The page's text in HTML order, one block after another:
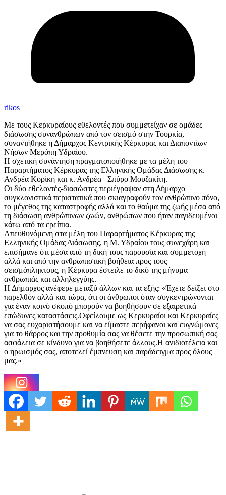
rikos
Με τους Κερκυραίους εθελοντές που συμμετείχαν σε ομάδες
διάσωσης συνανθρώπων από τον σεισμό στην Τουρκία,
συναντήθηκε η Δήμαρχος Κεντρικής Κέρκυρας και Διαποντίων
Νήσων Μερόπη Υδραίου.
Η σχετική συνάντηση πραγματοποιήθηκε με τα μέλη του
Παραρτήματος Κέρκυρας της Ελληνικής Ομάδας Διάσωσης κ.
Ανδρέα Κορίκη και κ. Ανδρέα –Σπύρο Μουζακίτη.
Οι δύο εθελοντές-διασώστες περιέγραψαν στη Δήμαρχο
συγκλονιστικά περιστατικά που σκιαγραφούν τον ανθρώπινο πόνο,
το μέγεθος της καταστροφής αλλά και το θαύμα της ζωής μέσα από
τη διάσωση ανθρώπινων ζωών, ανθρώπων που ήταν παγιδευμένοι
κάτω από τα ερείπια.
Απευθυνόμενη στα μέλη του Παραρτήματος Κέρκυρας της
Ελληνικής Ομάδας Διάσωσης, η Μ. Υδραίου τους συνεχάρη και
επισήμανε ότι μέσα από τη δική τους παρουσία και συμμετοχή
αλλά και από την ανθρωπιστική βοήθεια προς τους
σεισμόπληκτους, η Κέρκυρα έστειλε το δικό της μήνυμα
ανθρωπιάς και αλληλεγγύης.
Η Δήμαρχος ανέφερε μεταξύ άλλων και τα εξής: «Έχετε δείξει στο
παρελθόν αλλά και τώρα, ότι οι άνθρωποι όταν συγκεντρώνονται
για έναν κοινό σκοπό μπορούν να βοηθήσουν σε εξαιρετικά
επώδυνες καταστάσεις.Οφείλουμε ως Κερκυραίοι και Κερκυραίες
να σας ευχαριστήσουμε και να είμαστε περήφανοι και ευγνώμονες
για το θάρρος και την προθυμία σας να θέσετε την προσωπική σας
ασφάλεια σε κίνδυνο για να βοηθήσετε άλλους.Η ανιδιοτέλεια και
ο ηρωισμός σας, αποτελεί έμπνευση και παράδειγμα προς όλους
μας.»